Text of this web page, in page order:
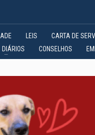
LEIS CARTA DE
DIÁRIOS CONSELHOS